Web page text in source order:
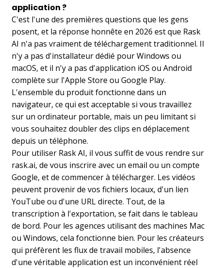
application ?
C'est l'une des premières questions que les gens
posent, et la réponse honnête en 2026 est que Rask
AI n'a pas vraiment de téléchargement traditionnel. Il
n'y a pas d'installateur dédié pour Windows ou
macOS, et il n'y a pas d'application iOS ou Android
complète sur l'Apple Store ou Google Play.
L'ensemble du produit fonctionne dans un
navigateur, ce qui est acceptable si vous travaillez
sur un ordinateur portable, mais un peu limitant si
vous souhaitez doubler des clips en déplacement
depuis un téléphone.
Pour utiliser Rask AI, il vous suffit de vous rendre sur
rask.ai, de vous inscrire avec un email ou un compte
Google, et de commencer à télécharger. Les vidéos
peuvent provenir de vos fichiers locaux, d'un lien
YouTube ou d'une URL directe. Tout, de la
transcription à l'exportation, se fait dans le tableau
de bord. Pour les agences utilisant des machines Mac
ou Windows, cela fonctionne bien. Pour les créateurs
qui préfèrent les flux de travail mobiles, l'absence
d'une véritable application est un inconvénient réel